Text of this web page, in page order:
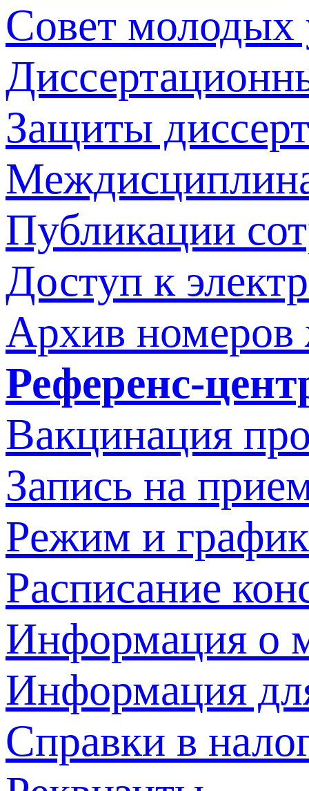
Совет молодых
Защиты
Публикации
Доступ к
Архив номеров
Референс-
Вакцинация
Запись на
Режим и
Расписание
Информация о
Информация
Справки в